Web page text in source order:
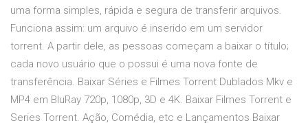
uma forma simples, rápida e segura de transferir arquivos.
Funciona assim: um arquivo é inserido em um servidor
torrent. A partir dele, as pessoas começam a baixar o título;
cada novo usuário que o possui é uma nova fonte de
transferência. Baixar Séries e Filmes Torrent Dublados Mkv e
MP4 em BluRay 720p, 1080p, 3D e 4K. Baixar Filmes Torrent e
Series Torrent. Ação, Comédia, etc e Lançamentos Baixar